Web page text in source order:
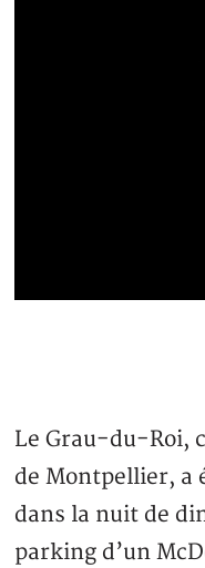
Le Grau-du-Roi,
de Montpellier, a
dans la nuit de
parking d’un